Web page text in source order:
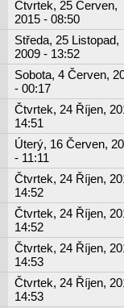
Čtvrtek, 25 Červen,
2015 - 08:50
Středa, 25 Listopad,
2009 - 13:52
Sobota, 4 Červen,
- 00:17
Čtvrtek, 24 Říjen,
14:51
Úterý, 16 Červen,
- 11:11
Čtvrtek, 24 Říjen,
14:52
Čtvrtek, 24 Říjen,
14:52
Čtvrtek, 24 Říjen,
14:53
Čtvrtek, 24 Říjen,
14:53